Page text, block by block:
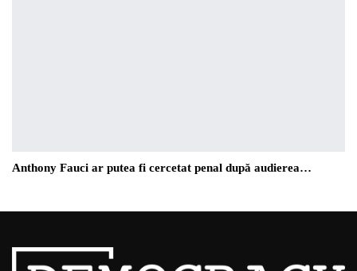
Anthony Fauci ar putea fi cercetat penal după audierea…